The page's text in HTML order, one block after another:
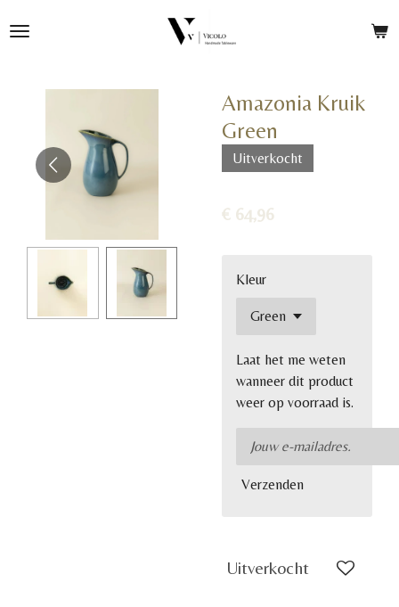
direct
Amazonia Kruik
Green
Uitverkocht
€ 64,96
Kleur
Laat het me weten
wanneer dit product
weer op voorraad is.
Verzenden
Uitverkocht